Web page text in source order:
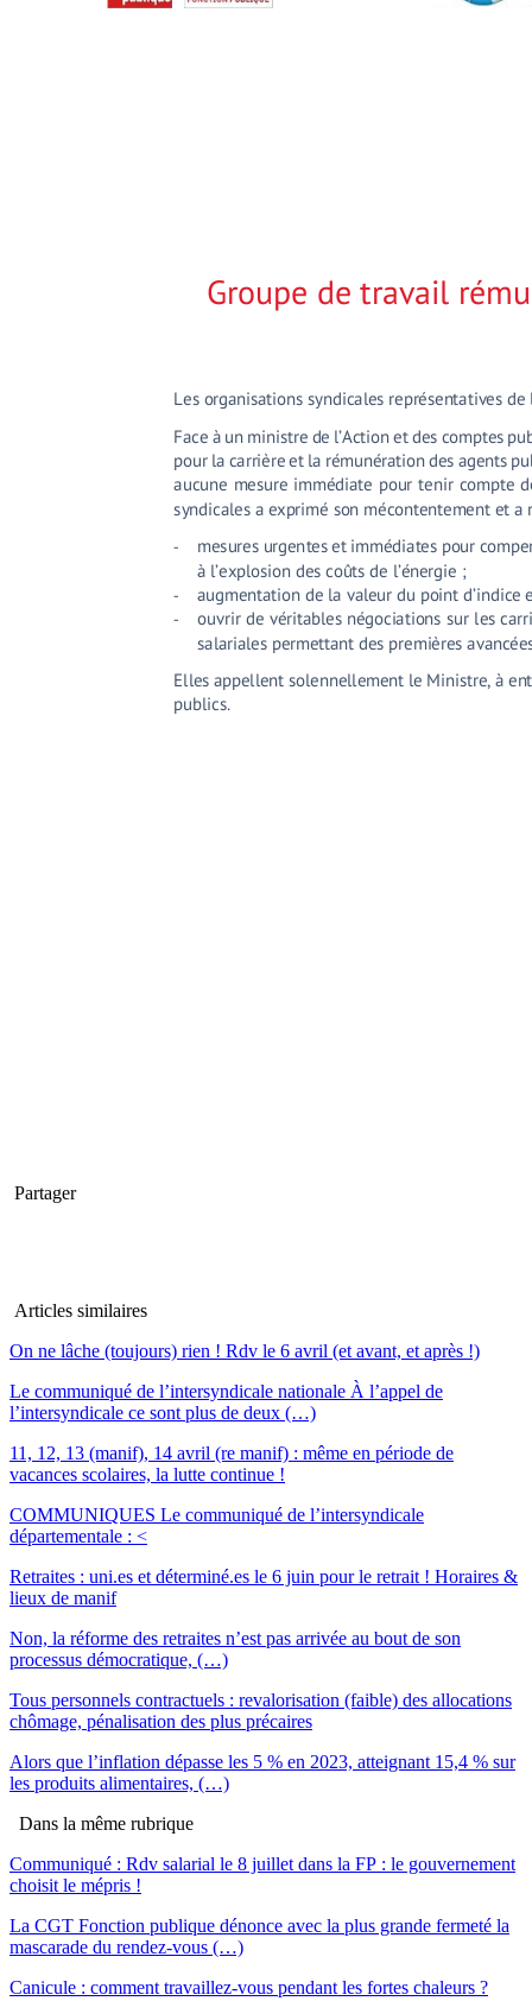
Partager
Articles similaires
On ne lâche (toujours) rien ! Rdv le 6 avril (et avant, et après !)
Le communiqué de l’intersyndicale nationale À l’appel de
l’intersyndicale ce sont plus de deux (…)
11, 12, 13 (manif), 14 avril (re manif) : même en période de
vacances scolaires, la lutte continue !
COMMUNIQUES Le communiqué de l’intersyndicale
départementale : <
Retraites : uni.es et déterminé.es le 6 juin pour le retrait ! Horaires &
lieux de manif
Non, la réforme des retraites n’est pas arrivée au bout de son
processus démocratique, (…)
Tous personnels contractuels : revalorisation (faible) des allocations
chômage, pénalisation des plus précaires
Alors que l’inflation dépasse les 5 % en 2023, atteignant 15,4 % sur
les produits alimentaires, (…)
Dans la même rubrique
Communiqué : Rdv salarial le 8 juillet dans la FP : le gouvernement
choisit le mépris !
La CGT Fonction publique dénonce avec la plus grande fermeté la
mascarade du rendez-vous (…)
Canicule : comment travaillez-vous pendant les fortes chaleurs ?